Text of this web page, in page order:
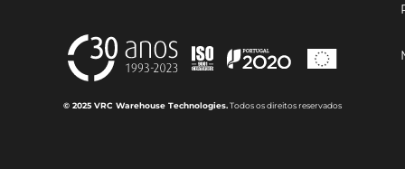
© 2025 VRC Warehouse Technologies.Todos os direitos reservados